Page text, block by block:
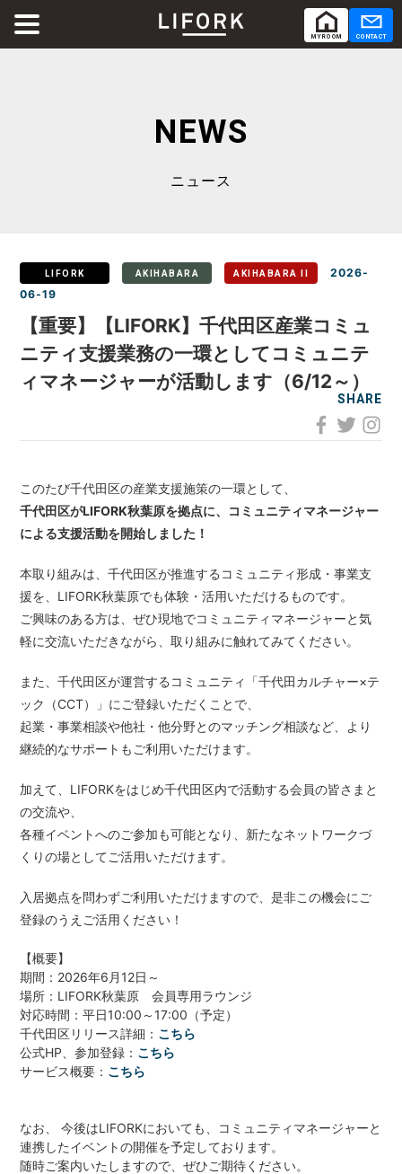
CONTACT
MY ROOM
Co-Working コワーキング
RENTAL ROOM レンタルルーム
RENTAL LOUNGE レンタルラウンジ
LOCATIONS 場所
AKIHABARA 秋葉原
OTEMACHI
MINAMI AOYAMA 南青山
HISAYA ODORI 久屋大通
Nacasa & Partners
H/Q HARAJUKU QUEST
NEWS ニュース
SPACE MANAGEMENT
WITHyou WITHyou企画
NEWS
ニュース
LIFORK AKIHABARA AKIHABARA II
2026-
06-19
【重要】【LIFORK】千代田区産業コミュ
ニティ支援業務の一環としてコミュニテ
ィマネージャーが活動します（6/12～）
SHARE
このたび千代田区の産業支援施策の一環として、
千代田区がLIFORK秋葉原を拠点に、コミュニティマネージャー
による支援活動を開始しました！
本取り組みは、千代田区が推進するコミュニティ形成・事業支
援を、LIFORK秋葉原でも体験・活用いただけるものです。
ご興味のある方は、ぜひ現地でコミュニティマネージャーと気
軽に交流いただきながら、取り組みに触れてみてください。
また、千代田区が運営するコミュニティ「千代田カルチャー×テ
ック（CCT）」にご登録いただくことで、
起業・事業相談や他社・他分野とのマッチング相談など、より
継続的なサポートもご利用いただけます。
加えて、LIFORKをはじめ千代田区内で活動する会員の皆さまと
の交流や、
各種イベントへのご参加も可能となり、新たなネットワークづ
くりの場としてご活用いただけます。
入居拠点を問わずご利用いただけますので、是非この機会にご
登録のうえご活用ください！
【概要】
期間：2026年6月12日～
場所：LIFORK秋葉原 会員専用ラウンジ
対応時間：平日10:00～17:00（予定）
千代田区リリース詳細： こちら
公式HP、参加登録： こちら
サービス概要： こちら
なお、
今後はLIFORKにおいても、コミュニティマネージャーと
連携したイベントの開催を予定しております。
随時ご案内いたしますので、ぜひご期待ください。